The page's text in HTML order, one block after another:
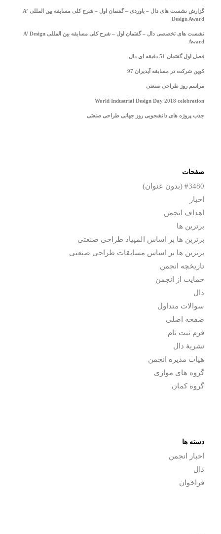
گزارش نشست های دال – باوردی – گفتمان اول – شرح کلی مسابقه بین المللی A’
Design Award
نشست های تخصصی دال – گفتمان اول – شرح کلی مسابقه بین المللی A’ Design
Award
فصل اول گفتمان 51 دقیقه ای دال
کوپن شرکت در مسابقه آیدیران 97
مراسم روز طراحی صنعتی
World Industrial Design Day 2018 celebration
جذب پروژه های دانشجویی روز جهانی طراحی صنعتی
صفحات
#3480 (بدون عنوان)
اخبار
اهداف انجمن
برترین ها
برترین ها بر اساس المپیاد طراحی صنعتی
برترین ها بر اساس مسابقات طراحی صنعتی
تاریخچه انجمن
حمایت از انجمن
دال
سوالات متداول
صفحه اصلی
فرم ثبت نام
نشریۀ دال
هیات مدیره انجمن
گروه های موازی
گروه کمان
دسته ها
اخبار انجمن
دال
فراخوان